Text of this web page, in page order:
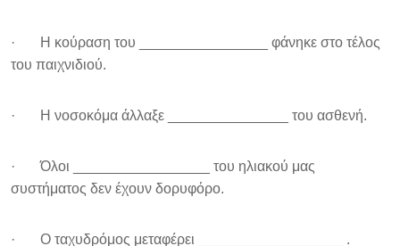
· Η κούραση του ________________ φάνηκε στο τέλος
του παιχνιδιού.
· Η νοσοκόμα άλλαξε _______________ του ασθενή.
· Όλοι _________________ του ηλιακού μας
συστήματος δεν έχουν δορυφόρο.
· Ο ταχυδρόμος μεταφέρει __________________ .